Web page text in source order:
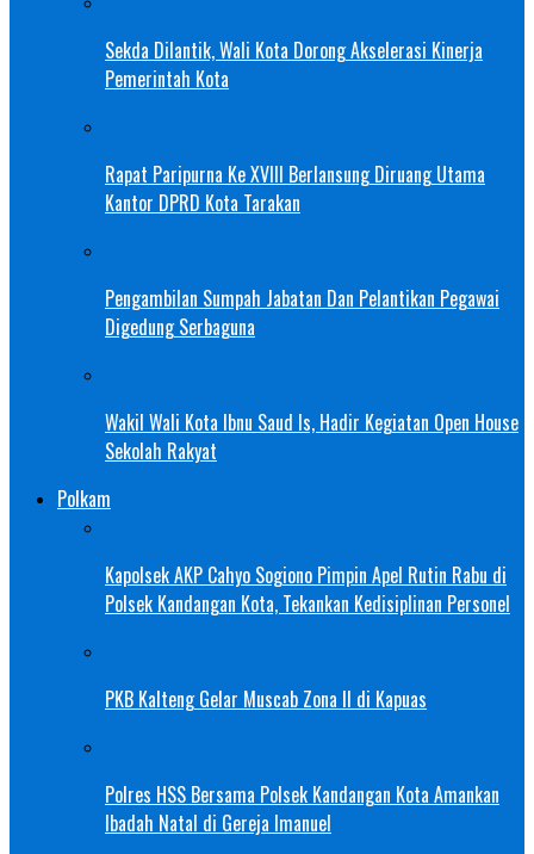
Sekda Dilantik, Wali Kota Dorong Akselerasi Kinerja
Pemerintah Kota
Rapat Paripurna Ke XVIII Berlansung Diruang Utama
Kantor DPRD Kota Tarakan
Pengambilan Sumpah Jabatan Dan Pelantikan Pegawai
Digedung Serbaguna
Wakil Wali Kota Ibnu Saud Is, Hadir Kegiatan Open House
Sekolah Rakyat
Polkam
Kapolsek AKP Cahyo Sogiono Pimpin Apel Rutin Rabu di
Polsek Kandangan Kota, Tekankan Kedisiplinan Personel
PKB Kalteng Gelar Muscab Zona II di Kapuas
Polres HSS Bersama Polsek Kandangan Kota Amankan
Ibadah Natal di Gereja Imanuel